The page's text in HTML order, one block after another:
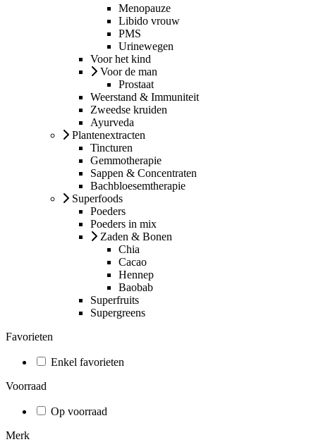
Menopauze
Libido vrouw
PMS
Urinewegen
Voor het kind
Voor de man
Prostaat
Weerstand & Immuniteit
Zweedse kruiden
Ayurveda
Plantenextracten
Tincturen
Gemmotherapie
Sappen & Concentraten
Bachbloesemtherapie
Superfoods
Poeders
Poeders in mix
Zaden & Bonen
Chia
Cacao
Hennep
Baobab
Superfruits
Supergreens
Favorieten
Enkel favorieten
Voorraad
Op voorraad
Merk